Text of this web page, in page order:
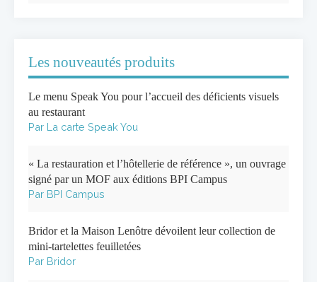
Les nouveautés produits
Le menu Speak You pour l’accueil des déficients visuels
au restaurant
Par La carte Speak You
« La restauration et l’hôtellerie de référence », un ouvrage
signé par un MOF aux éditions BPI Campus
Par BPI Campus
Bridor et la Maison Lenôtre dévoilent leur collection de
mini-tartelettes feuilletées
Par Bridor